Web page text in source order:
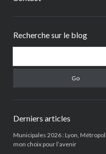
Recherche sur le blog
Derniers articles
Municipales 2026 : Lyon,
mon choix pour l’avenir